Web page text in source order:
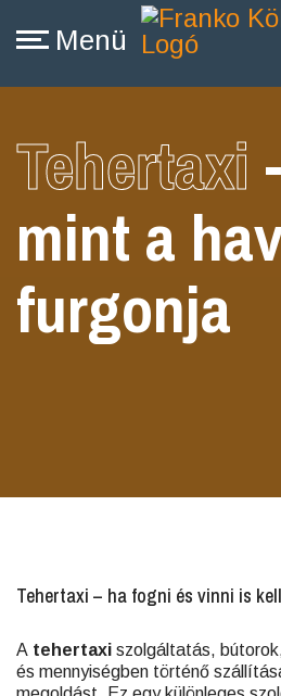
Tehertaxi
mint a
furgonja
Tehertaxi – ha fogni és vinni is kell
A tehertaxi szolgáltatás,
és mennyiségben történő